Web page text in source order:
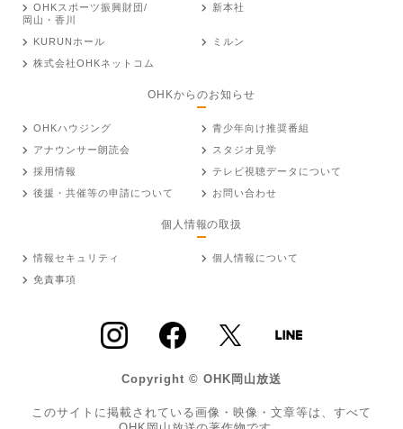
OHKスポーツ振興財団/
岡山・香川
新本社
KURUNホール
ミルン
株式会社OHKネットコム
OHKからのお知らせ
OHKハウジング
青少年向け推奨番組
アナウンサー朗読会
スタジオ見学
採用情報
テレビ視聴データについて
後援・共催等の申請について
お問い合わせ
個人情報の取扱
情報セキュリティ
個人情報について
免責事項
Copyright © OHK岡山放送
このサイトに掲載されている画像・映像・文章等は、すべて